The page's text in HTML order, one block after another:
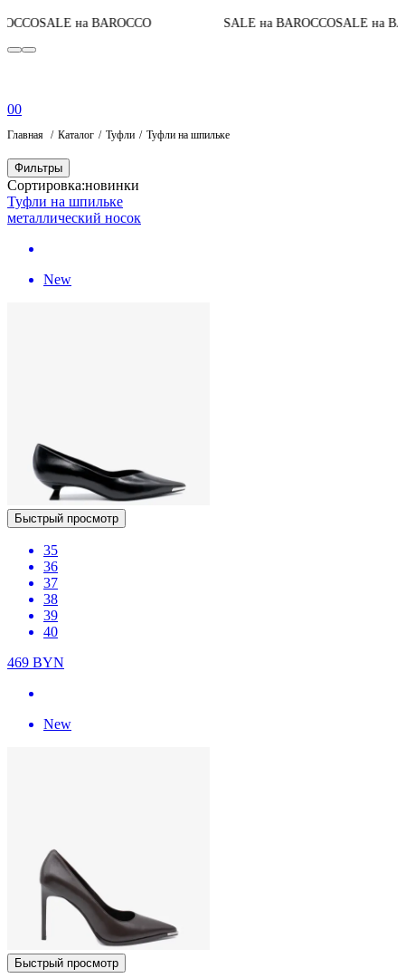
SALE на BAROCCO SALE на BAROCCOSALE на
00
Главная Каталог Туфли Туфли на шпильке
Фильтры
Сортировка:новинки
Туфли на шпильке
металлический носок
New
Быстрый просмотр
35
36
37
38
39
40
469 BYN
New
Быстрый просмотр